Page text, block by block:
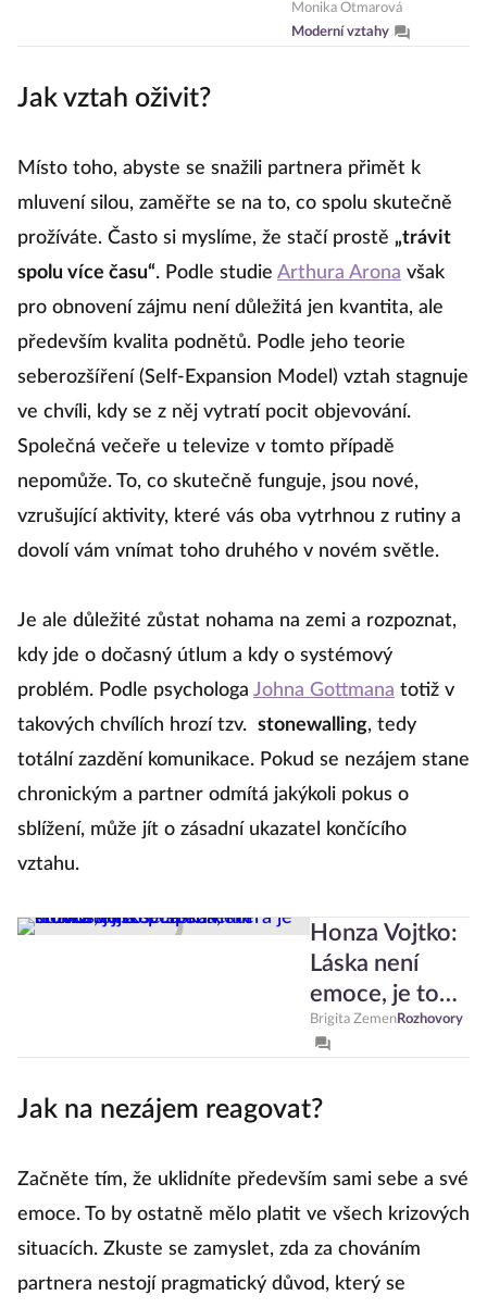
seznamkách
často míří mimo
Monika Otmarová
Moderní vztahy
Jak vztah oživit?
Místo toho, abyste se snažili partnera přimět k
mluvení silou, zaměřte se na to, co spolu skutečně
prožíváte. Často si myslíme, že stačí prostě „trávit
spolu více času“. Podle studie Arthura Arona však
pro obnovení zájmu není důležitá jen kvantita, ale
především kvalita podnětů. Podle jeho teorie
seberozšíření (Self-Expansion Model) vztah stagnuje
ve chvíli, kdy se z něj vytratí pocit objevování.
Společná večeře u televize v tomto případě
nepomůže. To, co skutečně funguje, jsou nové,
vzrušující aktivity, které vás oba vytrhnou z rutiny a
dovolí vám vnímat toho druhého v novém světle.
Je ale důležité zůstat nohama na zemi a rozpoznat,
kdy jde o dočasný útlum a kdy o systémový
problém. Podle psychologa Johna Gottmana totiž v
takových chvílích hrozí tzv. stonewalling, tedy
totální zazdění komunikace. Pokud se nezájem stane
chronickým a partner odmítá jakýkoli pokus o
sblížení, může jít o zásadní ukazatel končícího
vztahu.
Honza Vojtko:
Láska není
emoce, je to
potřeba, která
je srovnatelná
nutností jíst
Brigita ZemenRozhovory
Jak na nezájem reagovat?
Začněte tím, že uklidníte především sami sebe a své
emoce. To by ostatně mělo platit ve všech krizových
situacích. Zkuste se zamyslet, zda za chováním
partnera nestojí pragmatický důvod, který se